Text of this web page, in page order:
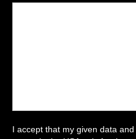
séance du 25.04.26
Cartes de remerciement
I accept that my given data